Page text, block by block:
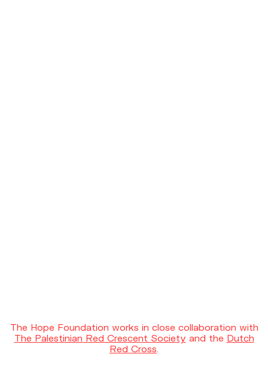
The Hope Foundation works in close collaboration with
The Palestinian Red Crescent Society and the Dutch
Red Cross.